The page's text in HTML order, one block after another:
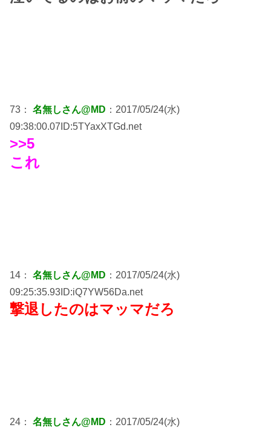
73： 名無しさん@MD ：2017/05/24(水)
09:38:00.07ID:5TYaxXTGd.net
>>5
これ
14： 名無しさん@MD ：2017/05/24(水)
09:25:35.93ID:iQ7YW56Da.net
撃退したのはマッマだろ
24： 名無しさん@MD ：2017/05/24(水)